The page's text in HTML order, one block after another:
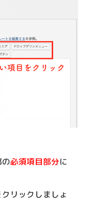
必須項目部分に
クリックしましょ